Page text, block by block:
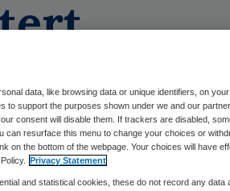
2010,13:13 38 keer gelezen
data, like browsing data or unique identifiers, on
to support the purposes shown under we and our
consent will disable them. If trackers are disabled,
can resurface this menu to change your choices or
on the bottom of the webpage. Your choices will have
Privacy Statement
and statistical cookies, these do not record any data